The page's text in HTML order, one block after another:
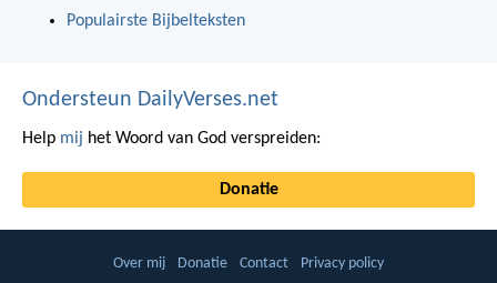
Populairste Bijbelteksten
Ondersteun DailyVerses.net
Help mij het Woord van God verspreiden:
Donatie
Over mij Donatie Contact Privacy policy